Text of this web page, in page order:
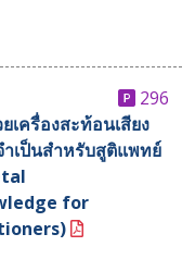
296
เครื่องสะท้อนเสียง
เป็นสำหรับสูติแพทย์
for